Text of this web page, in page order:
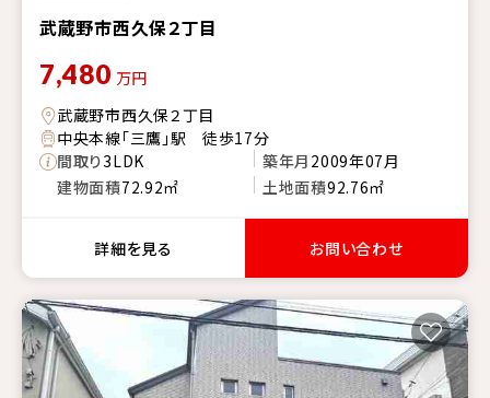
武蔵野市西久保２丁目
7,480 万円
武蔵野市西久保２丁目
中央本線「三鷹」駅 徒歩17分
間取り3LDK 築年月 2009年07月
建物面積72.92㎡ 土地面積92.76㎡
詳細を見る お問い合わせ